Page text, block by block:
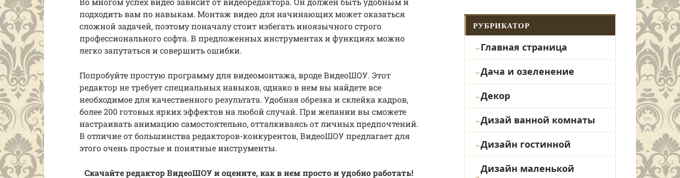
подходить вам по навыкам. Монтаж видео для начинающих может оказаться
сложной задачей, поэтому поначалу стоит избегать иноязычного строго
профессионального софта. В предложенных инструментах и функциях можно
легко запутаться и совершить ошибки.
Попробуйте простую программу для видеомонтажа, вроде ВидеоШОУ. Этот
редактор не требует специальных навыков, однако в нем вы найдете все
необходимое для качественного результата. Удобная обрезка и склейка кадров,
более 200 готовых ярких эффектов на любой случай. При желании вы сможете
настраивать анимацию самостоятельно, отталкиваясь от личных предпочтений.
В отличие от большинства редакторов-конкурентов, ВидеоШОУ предлагает для
этого очень простые и понятные инструменты.
Скачайте редактор ВидеоШОУ и оцените, как в нем просто и удобно работать!
РУБРИКАТОР
Главная страница
Дача и озеленение
Декор
Дизай ванной комнаты
Дизайн гостинной
Дизайн маленькой